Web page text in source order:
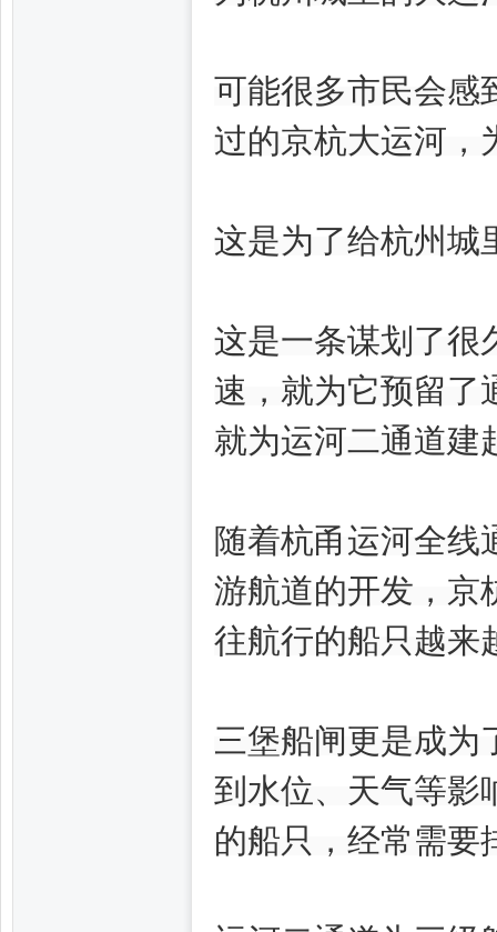
可能很多市民会感
过的京杭大运河，
这是为了给杭州城
这是一条谋划了很
速，就为它预留了
就为运河二通道建
随着杭甬运河全线
游航道的开发，京
往航行的船只越来
三堡船闸更是成为
到水位、天气等影
的船只，经常需要